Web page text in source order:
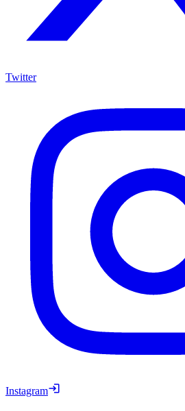
Twitter
Instagram